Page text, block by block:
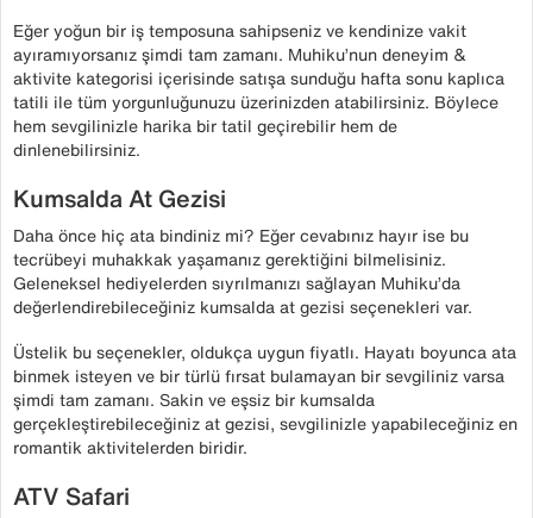
Eğer yoğun bir iş temposuna sahipseniz ve kendinize vakit
ayıramıyorsanız şimdi tam zamanı. Muhiku’nun deneyim &
aktivite kategorisi içerisinde satışa sunduğu hafta sonu kaplıca
tatili ile tüm yorgunluğunuzu üzerinizden atabilirsiniz. Böylece
hem sevgilinizle harika bir tatil geçirebilir hem de
dinlenebilirsiniz.
Kumsalda At Gezisi
Daha önce hiç ata bindiniz mi? Eğer cevabınız hayır ise bu
tecrübeyi muhakkak yaşamanız gerektiğini bilmelisiniz.
Geleneksel hediyelerden sıyrılmanızı sağlayan Muhiku’da
değerlendirebileceğiniz kumsalda at gezisi seçenekleri var.
Üstelik bu seçenekler, oldukça uygun fiyatlı. Hayatı boyunca ata
binmek isteyen ve bir türlü fırsat bulamayan bir sevgiliniz varsa
şimdi tam zamanı. Sakin ve eşsiz bir kumsalda
gerçekleştirebileceğiniz at gezisi, sevgilinizle yapabileceğiniz en
romantik aktivitelerden biridir.
ATV Safari